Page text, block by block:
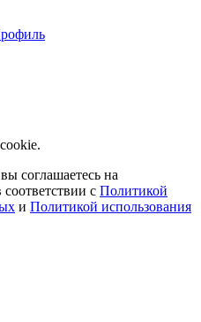
соглашаетесь на
с Политикой
и Политикой использования